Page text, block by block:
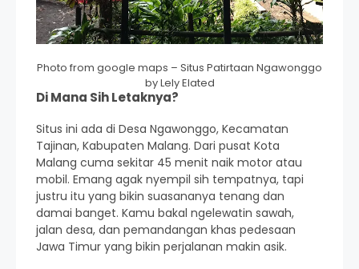
Photo from google maps – Situs Patirtaan Ngawonggo
by Lely Elated
Di Mana Sih Letaknya?
Situs ini ada di Desa Ngawonggo, Kecamatan
Tajinan, Kabupaten Malang. Dari pusat Kota
Malang cuma sekitar 45 menit naik motor atau
mobil. Emang agak nyempil sih tempatnya, tapi
justru itu yang bikin suasananya tenang dan
damai banget. Kamu bakal ngelewatin sawah,
jalan desa, dan pemandangan khas pedesaan
Jawa Timur yang bikin perjalanan makin asik.